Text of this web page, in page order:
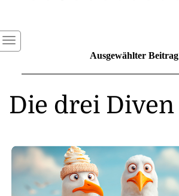
Ausgewählter Beitrag
Die drei Diven